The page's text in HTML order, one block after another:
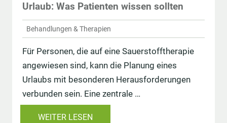
Urlaub: Was Patienten wissen sollten
Behandlungen & Therapien
Für Personen, die auf eine Sauerstofftherapie
angewiesen sind, kann die Planung eines
Urlaubs mit besonderen Herausforderungen
verbunden sein. Eine zentrale …
WEITER LESEN